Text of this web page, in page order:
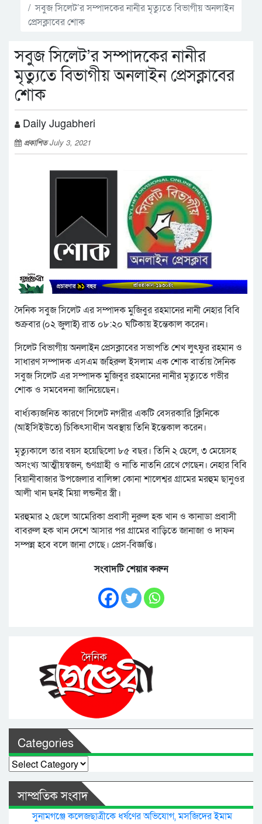
সবুজ সিলেট’র সম্পাদকের নানীর মৃত্যুতে বিভাগীয় অনলাইন
প্রেসক্লাবের শোক
সবুজ সিলেট’র সম্পাদকের নানীর
মৃত্যুতে বিভাগীয় অনলাইন প্রেসক্লাবের
শোক
Daily Jugabheri
প্রকাশিতJuly 3, 2021
দৈনিক সবুজ সিলেট এর সম্পাদক মুজিবুর রহমানের নানী নেহার বিবি
শুক্রবার (০২ জুলাই) রাত ০৮:২০ ঘটিকায় ইন্তেকাল করেন।
সিলেট বিভাগীয় অনলাইন প্রেসক্লাবের সভাপতি শেখ লুৎফুর রহমান ও
সাধারণ সম্পাদক এসএম জহিরুল ইসলাম এক শোক বার্তায় দৈনিক
সবুজ সিলেট এর সম্পাদক মুজিবুর রহমানের নানীর মৃত্যুতে গভীর
শোক ও সমবেদনা জানিয়েছেন।
বার্ধ্যক্যজনিত কারণে সিলেট নগরীর একটি বেসরকারি ক্লিনিকে
(আইসিইউতে) চিকিৎসাধীন অবস্থায় তিনি ইন্তেকাল করেন।
মৃত্যুকালে তার বয়স হয়েছিলো ৮৫ বছর। তিনি ২ ছেলে, ৩ মেয়েসহ
অসংখ্য আত্মীয়স্বজন, গুণগ্রাহী ও নাতি নাতনি রেখে গেছেন। নেহার বিবি
বিয়ানীবাজার উপজেলার বালিঙ্গা কোনা শালেশ্বর গ্রামের মরহুম ছানুওর
আলী খান ছনই মিয়া লন্ডনীর স্ত্রী।
মরহুমার ২ ছেলে আমেরিকা প্রবাসী নুরুল হক খান ও কানাডা প্রবাসী
বাবরুল হক খান দেশে আসার পর গ্রামের বাড়িতে জানাজা ও দাফন
সম্পন্ন হবে বলে জানা গেছে। প্রেস-বিজ্ঞপ্তি।
সংবাদটি শেয়ার করুন
Categories
Categories
সাম্প্রতিক সংবাদ
সুনামগঞ্জে কলেজছাত্রীকে ধর্ষণের অভিযোগ, মসজিদের ইমাম